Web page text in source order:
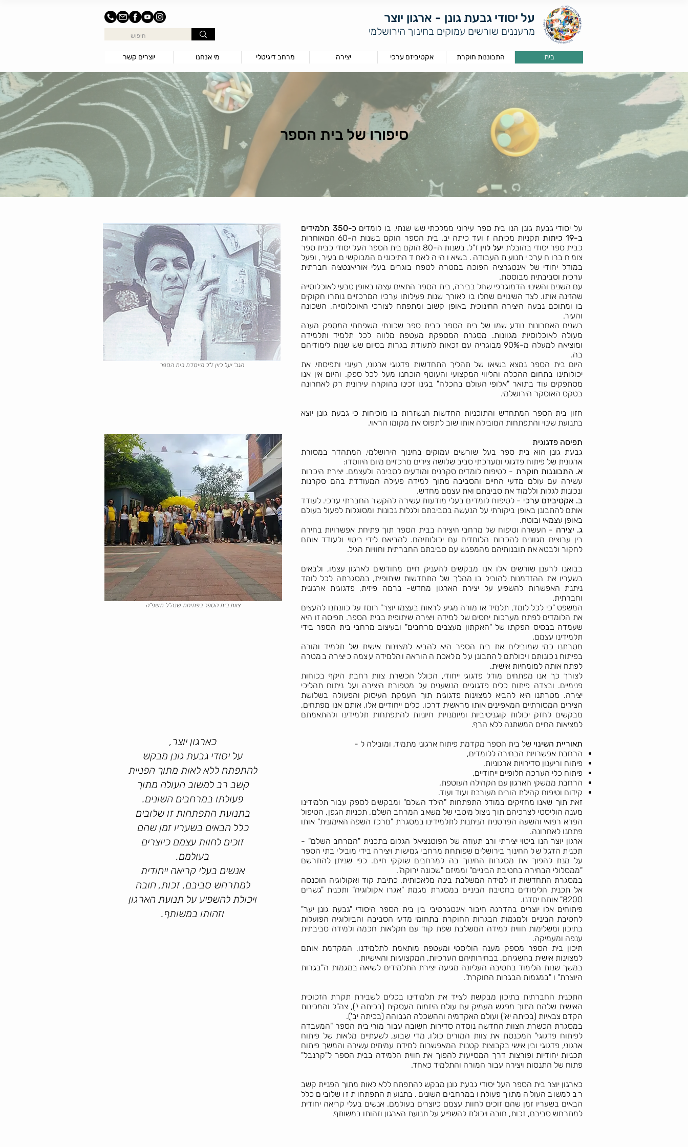
על יסודי גבעת גונן - ארגון יוצר
מרעננים שורשים עמוקים בחינוך הירושלמי
בית התבוננות חוקרת אקטיביזם ערכי יצירה מרחב דיגיטלי מי אנחנו יוצרים קשר
סיפורו של בית הספר
הגב' יעל לוין ז"ל מייסדת בית הספר
צוות בית הספר בפתיחת שנה"ל תשפ"ה
כארגון יוצר,
על יסודי גבעת גונן מבקש
להתפתח ללא לאות מתוך הפניית
קשב רב למשוב העולה מתוך
פעולתו במרחבים השונים.
בתנועת התפתחות זו שלובים
כלל הבאים בשעריו זמן שהם
זוכים לחוות עצמם כיוצרים
בעולמם.
אנשים בעלי קריאה ייחודית
למתרחש סביבם, זכות, חובה
ויכולת להשפיע על תנועת הארגון
וזהותו במשותף.
על יסודי גבעת גונן הנו בית ספר עירוני ממלכתי שש שנתי, בו לומדים
כ-350 תלמידים
ב-19 כיתות
תקניות מכיתה ז ועד כיתה יב. בית הספר הוקם בשנות ה-60 המאוחרות
כבית ספר יסודי בהובלת יעל לוין
ז"ל. בשנות ה-80 הוקם בית הספר העל יסודי כבית ספר
צומח ברוח ערכי תנועת העבודה. בשיאו היה לאחד התיכונים המבוקשים בעיר, ופעל
במודל יחודי של אינטגרציה הפוכה במטרה לטפח בוגרים בעלי אוריאנטציה חברתית
ערכית וסביבתית מבוססת.
עם השנים והשינוי הדמוגרפי שחל בבירה, בית הספר התאים עצמו באופן טבעי לאוכלוסייה
שהזינה אותו. לצד השינויים שחלו בו לאורך שנות פעילותו ערכיו המרכזיים נותרו חקוקים
בו ומתוכם נבעה היצירה החינוכית באופן קשוב ומתפתח לצורכי האוכלוסייה, השכונה
והעיר.
בשנים האחרונות נודע שמו של בית הספר כבית ספר שכונתי משפחתי המספק מענה
מעולה לאוכלוסיות מגוונות. מסגרת המספקת מעטפת מלווה לכל תלמיד ותלמידה
ומוציאה למעלה מ-90% מבוגריה עם זכאות לתעודת בגרות בסיום שש שנות לימודיהם
בה.
היום בית הספר נמצא בשיאו של תהליך התחדשות פדגוגי ארגוני, רעיוני ותפיסתי. את
יכולותינו בתחום ההכלה והליווי המקצועי והעוטף הוכחנו מעל לכל ספק. והיום אין אנו
מסתפקים עוד בתואר "אלופי העולם בהכלה" בגינו זכינו בהוקרה עירונית רק לאחרונה
בטקס האוסקר הירושלמי.
חזון בית הספר המתחדש והתוכניות החדשות הנשזרות בו מוכיחות כי גבעת גונן יוצא
בתנועת שינוי והתפתחות המובילה אותו שוב לתפוס את מקומו הראוי.
תפיסה פדגוגית
גבעת גונן הוא בית ספר בעל שורשים עמוקים בחינוך הירושלמי, המתהדר במסורת
ארגונית של פיתוח פדגוגי ומערכתי סביב שלושה צירים מרכזיים מיום היווסדו:
א. התבוננות חוקרת - לטיפוח לומדים סקרנים ומודעים לסביבה ולעצמם. יצירת היכרות
עשירה עם עולם מדעי החיים והסביבה מתוך למידה פעילה המעודדת בהם סקרנות
ונכונות לגלות וללמוד את סביבתם ואת עצמם מחדש.
ב. אקטיביזם ערכי - לטיפוח לומדים בעלי מודעות עשירה להקשר החברתי ערכי. לעודד
אותם להתבונן באופן ביקורתי על הנעשה בסביבתם ולגלות נכונות ומסוגלות לפעול בעולם
באופן עצמאי ובוטח.
ג. יצירה - העשרה וטיפוח של מרחבי היצירה בבית הספר תוך פתיחת אפשרויות בחירה
בין ערוצים מגוונים להכרות הלומדים עם יכולותיהם. להביאם לידי ביטוי ולעודד אותם
לחקור ולבטא את תובנותיהם מהמפגש עם סביבתם החברתית וחוויות הגיל.
בבואנו לרענן שורשים אלו אנו מבקשים להעניק חיים מחודשים לארגון עצמו, ולבאים
בשעריו את ההזדמנות להוביל בו מהלך של התחדשות שיתופית, במסגרתה לכל לומד
ניתנת האפשרות להשפיע על יצירת הארגון מחדש- ברמה פיזית, פדגוגית ארגונית
וחברתית.
המשפט "כי לכל לומד, תלמיד או מורה מגיע לראות בעצמו יוצר" רומז על כוונתנו להעצים
את הלומדים לפתח מערכות יחסים של למידה ויצירה שיתופית בבית הספר. תפיסה זו היא
שעמדה בבסיס הפקתו של "האקתון מעצבים מרחבים" ובעיצוב מרחבי בית הספר בידי
תלמידינו עצמם.
מטרתנו כמי שמובילים את בית הספר היא להביא למצוינות אישית של תלמיד ומורה
בפיתוח נכונותם ויכולתם להתבונן על מלאכת ההוראה והלמידה עצמה כיצירה במטרה
לפתח אותה למומחיות אישית.
לצורך כך אנו מפתחים מודל פדגוגי ייחודי, הכולל הכשרת צוות רחבת היקף בכוחות
פנימיים. ובצדה פיתוח כלים פדגוגיים הנשענים על מטפורת היצירה ועל ניתוח תהליכי
יצירה. מטרתנו היא להביא למצוינות פדגוגית תוך העמקת העיסוק והפעולה בשלושת
הצירים המסורתיים המאפיינים אותו מראשית דרכו. כלים ייחודיים אלו, אותם אנו מפתחים,
מבקשים לחזק יכולות קוגניטיביות ומיומנויות חיוניות להתפתחות תלמידינו ולהתאמתם
למציאות החיים המשתנה ללא הרף.​
תאוריית השינוי של בית הספר מקדמת פיתוח ארגוני מתמיד, ומובילה ל -
הרחבת אפשרויות הבחירה ללומדים,
פיתוח וריענון סדירויות ארגוניות,
פיתוח כלי הערכה חלופיים ייחודיים,
הרחבת ממשקי הארגון עם הקהילה העוטפת,
קידום וטיפוח קהילת הורים מעורבת ועוד ועוד.
זאת תוך שאנו מחזיקים במודל התפתחות "הילד השלם" ומבקשים לספק עבור תלמידינו
מענה הוליסטי לצרכיהם תוך ניצול מיטבי של משאב המרחב השלם, תכניות הגפן, הטיפול
הפרא רפואי והשעה הפרטנית הניתנות לתלמידינו במסגרת "מרכז השפה האימונית" אותו
פתחנו לאחרונה.
ארגון יוצר הנו ביטוי יצירתי ורב תעוזה של הפוטנציאל הגלום בתכנית "המרחב השלם" -
תכנית הדגל של החינוך בירושלים שפותחת מרחבי גמישות ויצירה בידי מובילי בתי הספר
על מנת להפוך את מסגרות החינוך בה למרחבים שוקקי חיים. כפי שניתן להתרשם
"ממסלולי הבחירה בחטיבת הביניים" וממיזם "שכונה ירוקה".
במסגרת התחדשות זו למידה המשלבת בינה מלאכותית, כתיבת קוד ואקולוגיה הוכנסה
אל תכנית הלימודים בחטיבת הביניים במסגרת מגמת "אגרו אקולוגיה" ותכנית "גשרים
8200" אותם יסדנו.
פיתוחים אלו יוצרים בהדרגה חיבור אינטגרטיבי בין בית הספר היסודי "גבעת גונן יער"
לחטיבת הביניים ולמגמות הבגרות החוקרת בתחומי מדעי הסביבה והביולוגיה הפועלות
בתיכון ומשלימות חווית למידה המשלבת שפת קוד עם חקלאות חכמה ולמידה סביבתית
ענפה ומעמיקה.
תיכון בית הספר מספק מענה הוליסטי ומעטפת מותאמת לתלמידנו, המקדמת אותם
למצוינות אישית בהשגיהם, בבחירותיהם הערכיות, המקצועיות והאישיות.
במשך שנות הלימוד בחטיבה העליונה מגיעה יצירת התלמידים לשיאה במגמות ה"בגרות
היוצרת" ו "במגמות הבגרות החוקרת".
התכנית החברתית בתיכון מבקשת לצייד את תלמידינו בכלים לשבירת תקרת הזכוכית
האישית שלהם מתוך מפגש מעמיק עם עולם היזמות העסקית (בכיתה י'), צה"ל והמכינות
הקדם צבאיות (בכיתה יא') ועולם האקדמיה וההשכלה הגבוהה (בכיתה יב').
במסגרת הכשרת הצוות החדשה נוסדה סדירות חשובה עבור מורי בית הספר "המעבדה
לפיתוח פדגוגי" המכנסת את צוות המורים כולו, מדי שבוע, לשעתיים מלאות של פיתוח
ארגוני, פדגוגי ובין אישי בקבוצות קטנות המאפשרות למידת עמיתים עשירה והמשך פיתוח
תכניות יחודיות ופורצות דרך המסייעות להפוך את חווית הלמידה בבית הספר ל"קרנבל"
פתוח של התנסות ויצירה עבור המורה והתלמיד כאחד.
כארגון יוצר בית הספר העל יסודי גבעת גונן מבקש להתפתח ללא לאות מתוך הפניית קשב
רב למשוב העולה מתוך פעולתו במרחבים השונים. בתנועת התפתחות זו שלובים כלל
הבאים בשעריו זמן שהם זוכים לחוות עצמם כיוצרים בעולמם. אנשים בעלי קריאה יחודית
למתרחש סביבם, זכות, חובה ויכולת להשפיע על תנועת הארגון וזהותו במשותף.